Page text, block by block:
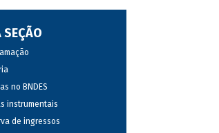
SEÇÃO
no BNDES
instrumentais
de ingressos